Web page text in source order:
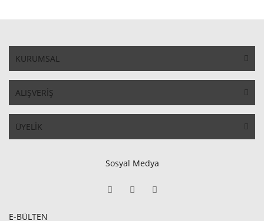
KURUMSAL
ALIŞVERİŞ
ÜYELİK
Sosyal Medya
E-BÜLTEN